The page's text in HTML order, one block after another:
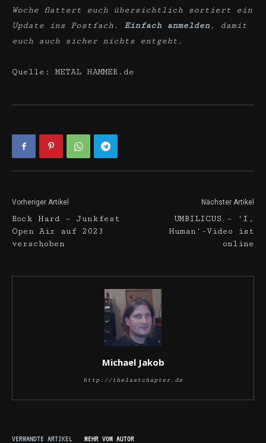
Woche flattert euch übersichtlich sortiert ein
Update ins Postfach.
Einfach anmelden , damit
euch auch sicher nichts entgeht.
Quelle: METAL HAMMER.de
Vorheriger Artikel
Rock Hard – Junkfest
Open Air auf 2023
verschoben
Nächster Artikel
UMBILICUS – 'I,
Human'-Video ist
online
Michael Jakob
http://thelastchapter.de
VERWANDTE ARTIKEL MEHR VOM AUTOR